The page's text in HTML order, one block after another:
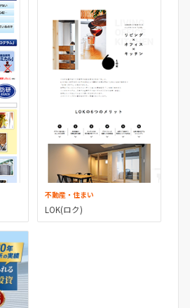
不動産・住まい
LOK(ロク)